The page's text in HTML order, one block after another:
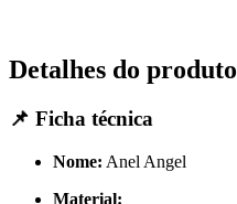
Detalhes do produto
📌 Ficha técnica
Nome: Anel Angel
Material: